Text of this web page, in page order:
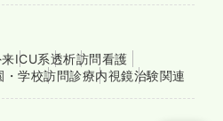
ICU系透析訪問看護
・学校訪問診療内視鏡治験関連